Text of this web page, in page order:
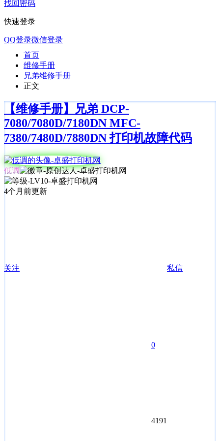
找回密码
快速登录
QQ登录微信登录
首页
维修手册
兄弟维修手册
正文
【维修手册】兄弟 DCP-
7080/7080D/7180DN MFC-
7380/7480D/7880DN 打印机故障代码
低调
4个月前更新
关注 私信
0
4191